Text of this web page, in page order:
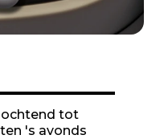
ochtend tot
's avonds